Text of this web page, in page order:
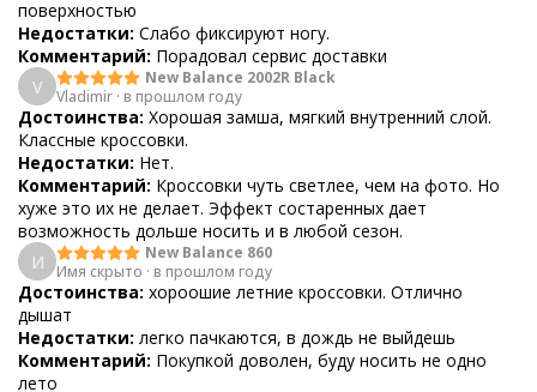
поверхностью
Недостатки: Слабо фиксируют ногу.
Комментарий: Порадовал сервис доставки
V
New Balance 2002R Black
Vladimir · в прошлом году
Достоинства: Хорошая замша, мягкий внутренний слой.
Классные кроссовки.
Недостатки: Нет.
Комментарий: Кроссовки чуть светлее, чем на фото. Но
хуже это их не делает. Эффект состаренных дает
возможность дольше носить и в любой сезон.
И
New Balance 860
Имя скрыто · в прошлом году
Достоинства: хороошие летние кроссовки. Отлично
дышат
Недостатки: легко пачкаются, в дождь не выйдешь
Комментарий: Покупкой доволен, буду носить не одно
лето